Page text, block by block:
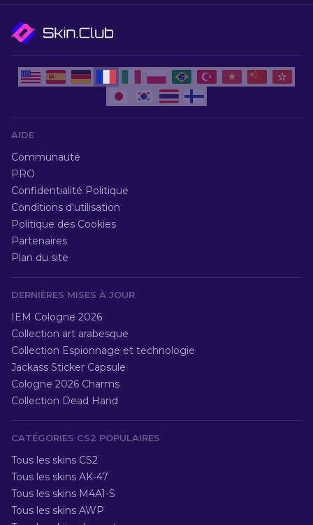
AIDE
Communauté
PRO
Confidentialité Politique
Conditions d'utilisation
Politique des Cookies
Partenaires
Plan du site
DERNIÈRES MISES À JOUR
IEM Cologne 2026
Collection art arabesque
Collection Espionnage et technologie
Jackass Sticker Capsule
Cologne 2026 Charms
Collection Dead Hand
CATÉGORIES CS2 POPULAIRES
Tous les skins CS2
Tous les skins AK-47
Tous les skins M4A1-S
Tous les skins AWP